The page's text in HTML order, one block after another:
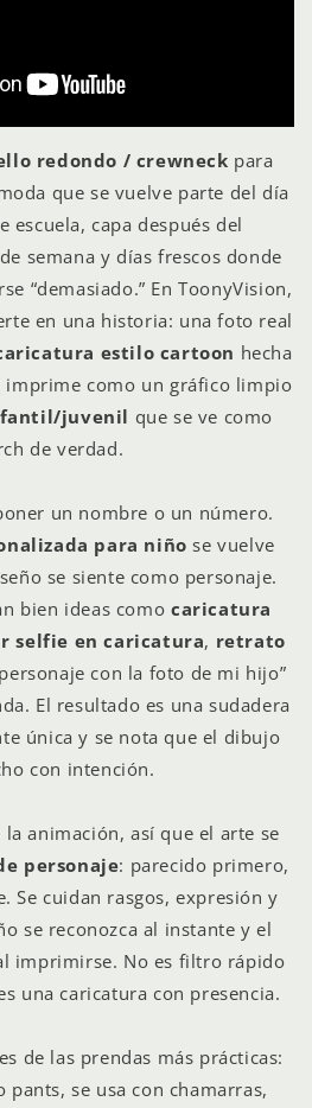
redondo / crewneck para
que se vuelve parte del día
escuela, capa después del
semana y días frescos donde
“demasiado.” En ToonyVision,
en una historia: una foto real
estilo cartoon hecha
imprime como un gráfico limpio
juvenil que se ve como
de verdad.
un nombre o un número.
para niño se vuelve
se siente como personaje.
bien ideas como caricatura
selfie en caricatura, retrato
con la foto de mi hijo”
El resultado es una sudadera
única y se nota que el dibujo
con intención.
animación, así que el arte se
personaje: parecido primero,
Se cuidan rasgos, expresión y
se reconozca al instante y el
imprimirse. No es filtro rápido
una caricatura con presencia.
de las prendas más prácticas:
pants, se usa con chamarras,